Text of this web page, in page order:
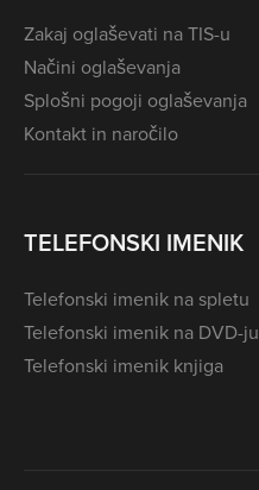
Zakaj oglaševati na TIS-u
Načini oglaševanja
Splošni pogoji oglaševanja
Kontakt in naročilo
TELEFONSKI IMENIK
Telefonski imenik na spletu
Telefonski imenik na DVD-ju
Telefonski imenik knjiga